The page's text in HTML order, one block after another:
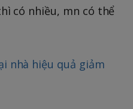
có nhiều, mn có thể
nhà hiệu quả giảm